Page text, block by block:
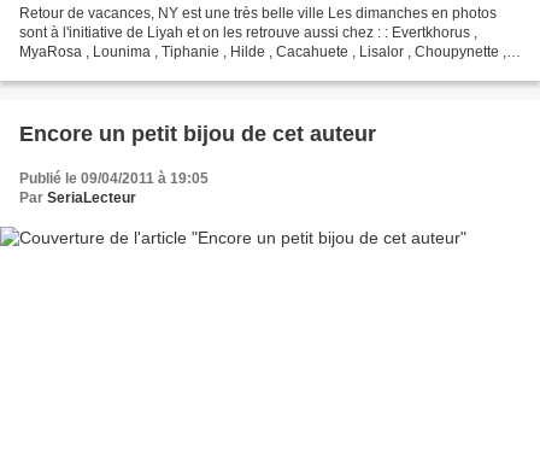
Retour de vacances, NY est une très belle ville Les dimanches en photos
sont à l'initiative de Liyah et on les retrouve aussi chez : : Evertkhorus ,
MyaRosa , Lounima , Tiphanie , Hilde , Cacahuete , Lisalor , Choupynette ,
Encore un petit bijou de cet auteur
Publié le 09/04/2011 à 19:05
Par SeriaLecteur